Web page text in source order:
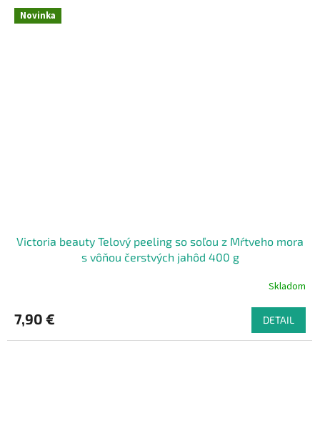
Novinka
Victoria beauty Telový peeling so soľou z Mŕtveho mora
s vôňou čerstvých jahôd 400 g
Skladom
7,90 € DETAIL